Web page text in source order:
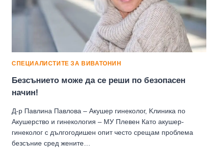
СПЕЦИАЛИСТИТЕ ЗА ВИВАТОНИН
Безсънието може да се реши по безопасен
начин!
Д-р Павлина Павлова – Акушер гинеколог, Kлиника по
Акушерство и гинекология – МУ Плевен Като акушер-
гинеколог с дългогодишен опит често срещам проблема
безсъние сред жените…